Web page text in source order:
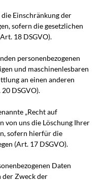
die Einschränkung der
sofern die gesetzlichen
18 DSGVO).
personenbezogenen
und maschinenlesbaren
an einen anderen
DSGVO).
„Recht auf
von uns die Löschung Ihrer
sofern hierfür die
(Art. 17 DSGVO).
Daten
der Zweck der